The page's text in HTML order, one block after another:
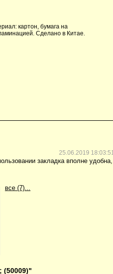
картон, бумага на
Сделано в Китае.
25.06.2019 18:03:51
закладка вполне удобна,
все (7)...
(50009)"